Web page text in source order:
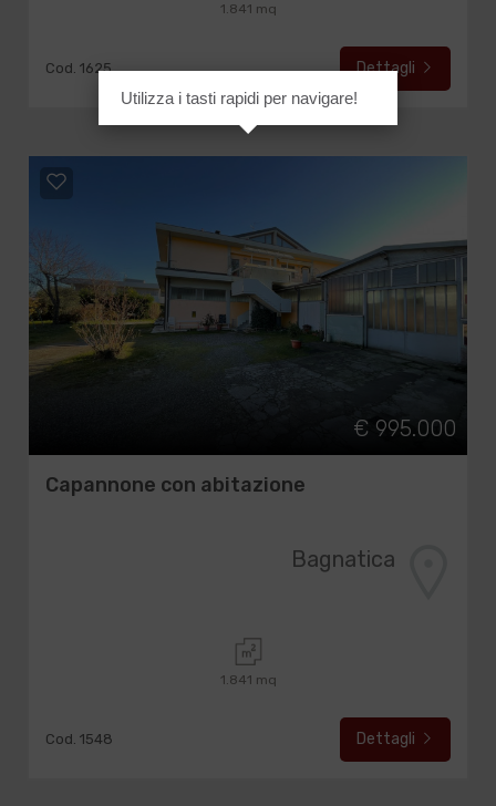
1.841 mq
Cod. 1625 Dettagli
€ 995.000
Capannone con abitazione
Bagnatica
1.841 mq
Cod. 1548 Dettagli
Utilizza i tasti rapidi per navigare!